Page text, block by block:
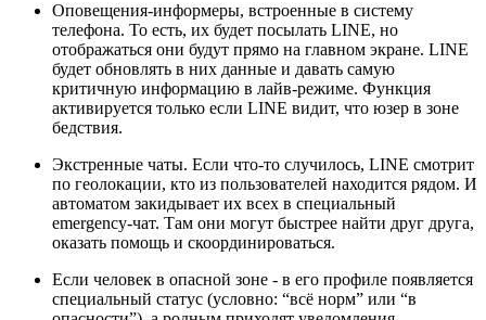
Оповещения-информеры, встроенные в систему
телефона. То есть, их будет посылать LINE, но
отображаться они будут прямо на главном экране. LINE
будет обновлять в них данные и давать самую
критичную информацию в лайв-режиме. Функция
активируется только если LINE видит, что юзер в зоне
бедствия.
Экстренные чаты. Если что-то случилось, LINE смотрит
по геолокации, кто из пользователей находится рядом. И
автоматом закидывает их всех в специальный
emergency-чат. Там они могут быстрее найти друг друга,
оказать помощь и скоординироваться.
Если человек в опасной зоне - в его профиле появляется
специальный статус (условно: “всё норм” или “в